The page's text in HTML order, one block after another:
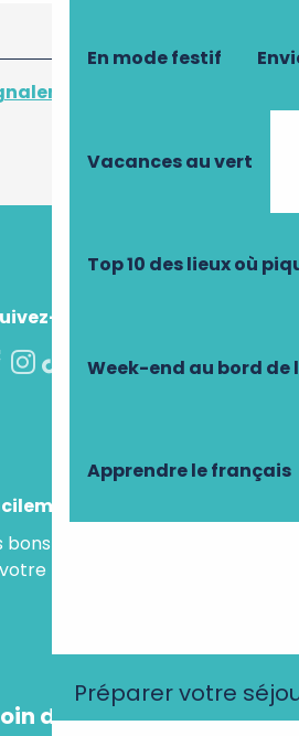
En mode festif
Vacances au vert
Top 10 des lieux où
Week-end au bord de
Apprendre le français
Préparer votre
une erreur
nous !
plans et idées séjours
boite mail.
d'un conseil ?